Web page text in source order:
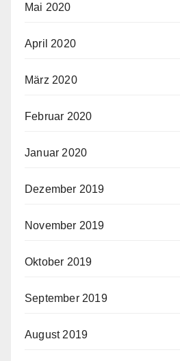
Mai 2020
April 2020
März 2020
Februar 2020
Januar 2020
Dezember 2019
November 2019
Oktober 2019
September 2019
August 2019